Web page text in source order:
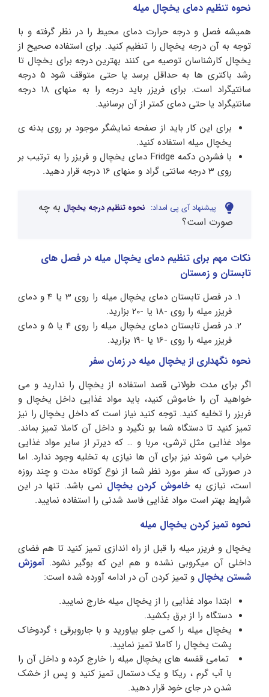
نحوه تنظیم دمای یخچال میله
همیشه فصل و درجه حرارت دمای محیط را در نظر گرفته و با
توجه به آن درجه یخچال را تنظیم کنید. برای استفاده صحیح از
یخچال کارشناسان توصیه می ‌کنند بهترین درجه برای یخچال تا
رشد باکتری‌ ها به حداقل برسد یا حتی متوقف شود 5 درجه
سانتیگراد است. برای فریزر باید درجه را به منهای 18 درجه
سانتیگراد یا حتی دمای کمتر از آن برسانید.
برای این کار باید از صفحه نمایشگر موجود بر روی بدنه ی
یخچال میله استفاده کنید.
با فشردن دکمه Fridge دمای یخچال و فریزر را به ترتیب بر
روی 3 درجه سانتی گراد و منهای 16 درجه قرار دهید.
پیشنهاد آی پی امداد: نحوه تنظیم درجه یخچال به چه
صورت است؟
نکات مهم برای تنظیم دمای یخچال میله در فصل های
تابستان و زمستان
در فصل تابستان دمای یخچال میله را روی 3 یا 4 و دمای
فریزر میله را روی -18 یا -20 بزارید.
در فصل تابستان دمای یخچال میله را روی 4 یا 5 و دمای
فریزر میله را روی -16 یا -19 بزارید.
نحوه نگهداری از یخچال میله در زمان سفر
اگر برای مدت طولانی قصد استفاده از یخچال را ندارید و می
خواهید آن را خاموش کنید، باید مواد غذایی داخل یخچال و
فریزر را تخلیه کنید. توجه کنید نیاز است که داخل یخچال را نیز
تمیز کنید تا دستگاه شما بو نگیرد و داخل آن کاملا تمیز بماند.
مواد غذایی مثل ترشی، مربا و … که دیرتر از سایر مواد غذایی
خراب می شوند نیز برای آن‌ ها نیازی به تخلیه وجود ندارد. اما
در صورتی که سفر مورد نظر شما از نوع کوتاه مدت و چند روزه
است، نیازی بهخاموش کردن یخچال نمی باشد. تنها در این
شرایط بهتر است مواد غذایی فاسد شدنی را استفاده نمایید.
نحوه تمیز کردن یخچال میله
یخچال و فریزر میله را قبل از راه اندازی تمیز کنید تا هم فضای
داخلی آن میکروبی نشده و هم این که بوگیر نشود. آموزش
شستن یخچال و تمیز کردن آن در ادامه آورده شده است:
ابتدا مواد غذایی را از یخچال میله خارج نمایید.
دستگاه را از برق بکشید.
یخچال میله را کمی جلو بیاورید و با جاروبرقی ؛ گردوخاک
پشت یخچال را کاملا تمیز نمایید.
تمامی قفسه های یخچال میله را خارج کرده و داخل آن را
با آب گرم ، ریکا و یک دستمال تمیز کنید و پس از خشک
شدن در جای خود قرار دهید.